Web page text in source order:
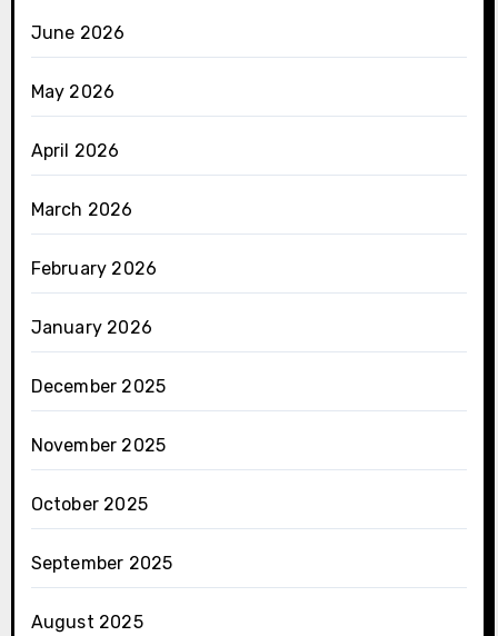
June 2026
May 2026
April 2026
March 2026
February 2026
January 2026
December 2025
November 2025
October 2025
September 2025
August 2025